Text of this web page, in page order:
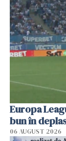
Europa
bun în
06 AUGUST 2026